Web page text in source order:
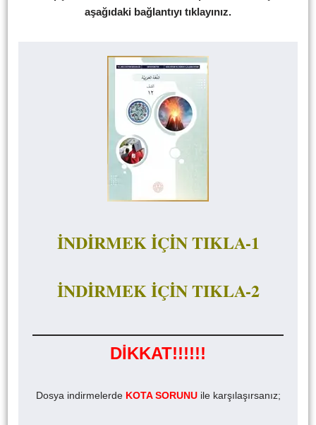
aşağıdaki bağlantıyı tıklayınız.
İNDİRMEK İÇİN TIKLA-1
İNDİRMEK İÇİN TIKLA-2
DİKKAT!!!!!!
Dosya indirmelerde KOTA SORUNUile karşılaşırsanız;